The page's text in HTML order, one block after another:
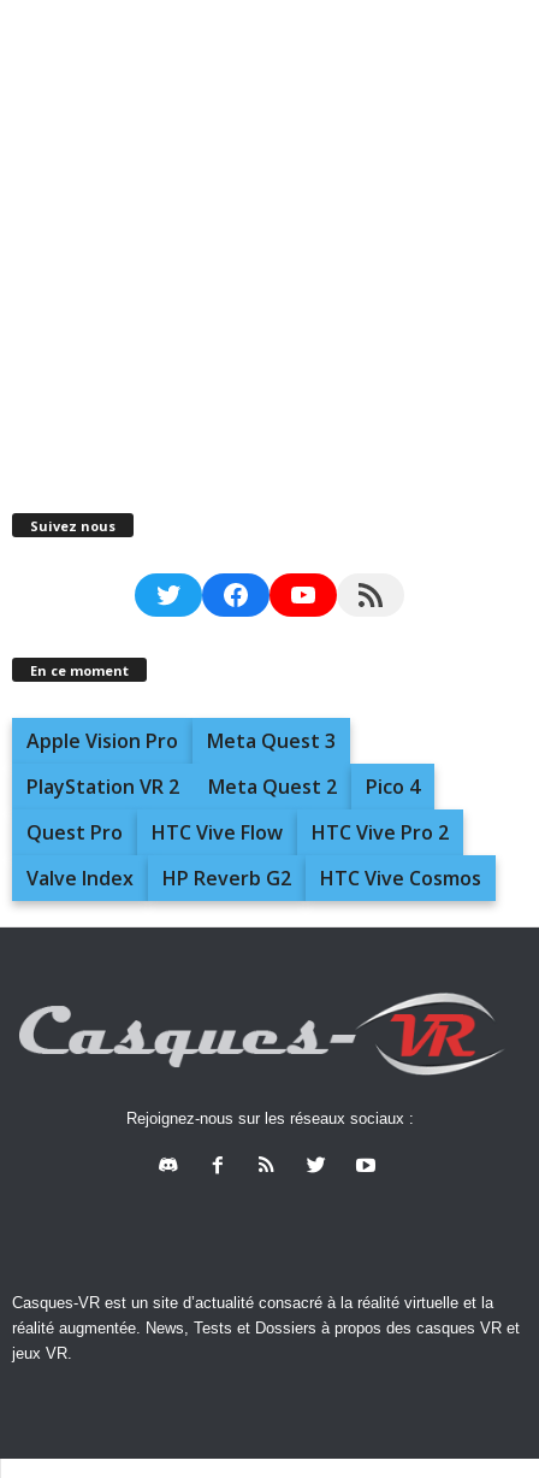
Suivez nous
TwitterFacebookYouTubeRSS Feed
En ce moment
Apple Vision Pro
Meta Quest 3
PlayStation VR 2
Meta Quest 2
Pico 4
Quest Pro
HTC Vive Flow
HTC Vive Pro 2
Valve Index
HP Reverb G2 HTC Vive Cosmos
Rejoignez-nous sur les réseaux sociaux :
Casques-VR est un site d’actualité consacré à la réalité virtuelle et la
réalité augmentée. News, Tests et Dossiers à propos des casques VR et
jeux VR.